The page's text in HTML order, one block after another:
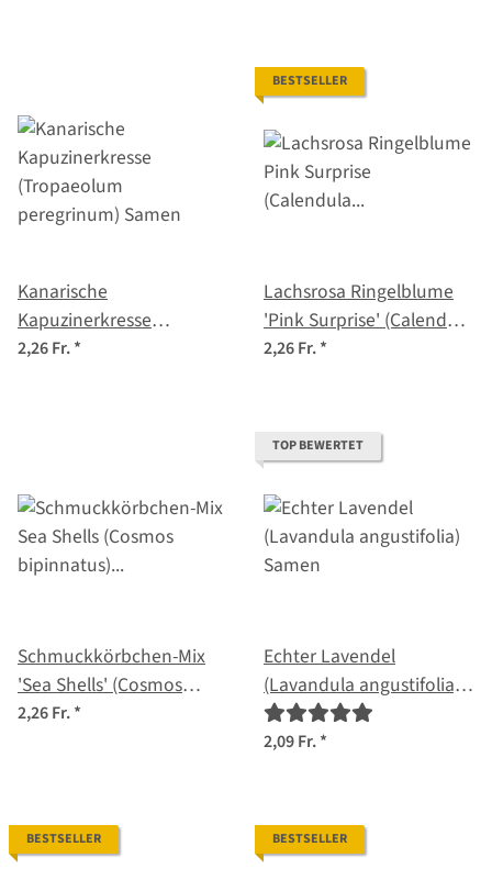
Kanarische
Kapuzinerkresse
(Tropaeolum
2,26 Fr.*
BESTSELLER
Lachsrosa Ringelblume
'Pink Surprise' (Calendula
officinalis) Samen
2,26 Fr.*
Schmuckkörbchen-Mix
'Sea Shells' (Cosmos
bipinnatus) Samen
2,26 Fr.*
TOP BEWERTET
Echter Lavendel
(Lavandula angustifolia)
Samen
2,09 Fr.*
BESTSELLER BESTSELLER